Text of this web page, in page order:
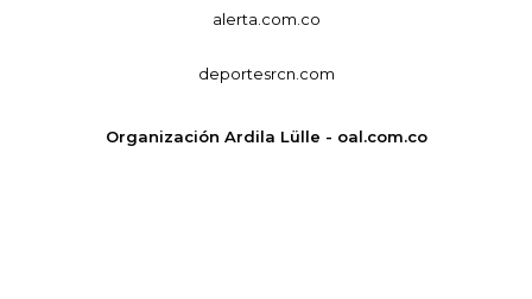
alerta.com.co
deportesrcn.com
Organización Ardila Lülle - oal.com.co